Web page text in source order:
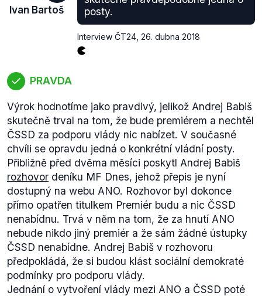
ČSSD v závazném vnitrostranickém referendu“.
Přístupu ČSSD k referendům, a obecně různým
vnitrostranickým hlasováním jsme také částečně
řešili v našem (DEMAGOG.CZ) výstupu
není. S odkazem na tiskovou zprávu ČSSD uvádějí
počet aktivních členů ČSSD na 18 967 členů (data z
konce roku 2017) a potvrzují tak pokračující propad
členské základny strany.
Ivan Bartoš
posty.
Interview ČT24 26. dubna 2018
PRAVDA
Výrok hodnotíme jako pravdivý, jelikož Andrej Babiš
skutečně trval na tom, že bude premiérem a nechtěl
ČSSD za podporu vlády nic nabízet. V současné
chvíli se opravdu jedná o konkrétní vládní posty.
Přibližně před dvěma měsíci poskytl Andrej Babiš
rozhovor deníku MF Dnes, jehož přepis je nyní
dostupný na webu ANO. Rozhovor byl dokonce
přímo opatřen titulkem Premiér budu a nic ČSSD
nenabídnu. Trvá v něm na tom, že za hnutí ANO
nebude nikdo jiný premiér a že sám žádné ústupky
ČSSD nenabídne. Andrej Babiš v rozhovoru
předpokládá, že si budou klást sociální demokraté
podmínky pro podporu vlády.
Jednání o vytvoření vlády mezi ANO a ČSSD poté